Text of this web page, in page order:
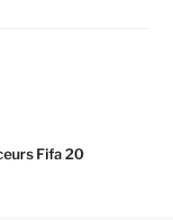
Fifa 20